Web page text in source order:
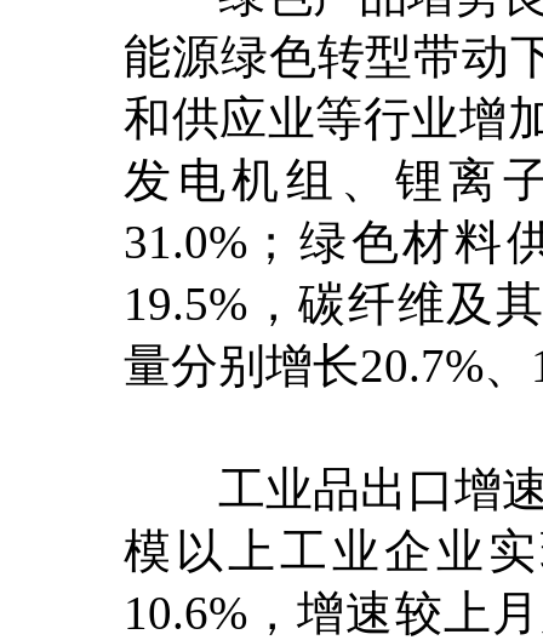
能源绿色转型带动
和供应业等行业增
发电机组、锂离
31.0%；绿色材料
19.5%，碳纤维及
量分别增长20.7%、
工业品出口增速
模以上工业企业
10.6%，增速较上